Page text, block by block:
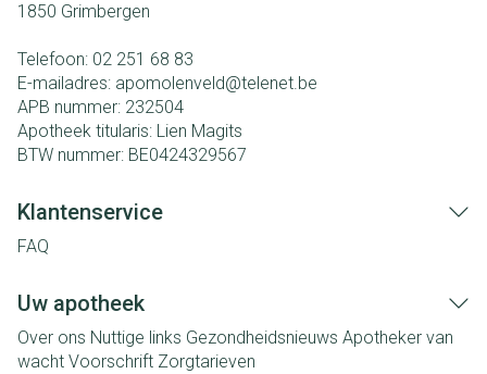
1850 Grimbergen
Telefoon: 02 251 68 83
E-mailadres: apomolenveld@telenet.be
APB nummer: 232504
Apotheek titularis: Lien Magits
BTW nummer: BE0424329567
Klantenservice
FAQ
Uw apotheek
Over ons Nuttige links Gezondheidsnieuws Apotheker van
wacht Voorschrift Zorgtarieven